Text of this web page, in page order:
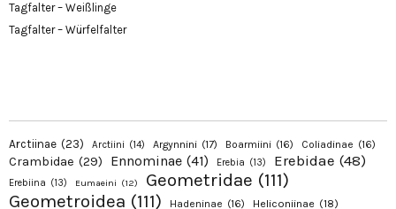
Tagfalter – Weißlinge
Tagfalter – Würfelfalter
Arctiinae (23) Arctiini (14) Argynnini (17) Boarmiini (16) Coliadinae (16)
Crambidae (29) Ennominae (41) Erebia (13) Erebidae (48)
Erebiina (13) Eumaeini (12) Geometridae (111)
Geometroidea (111) Hadeninae (16) Heliconiinae (18)